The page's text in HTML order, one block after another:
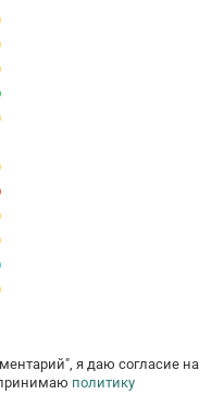
я даю согласие на
политику